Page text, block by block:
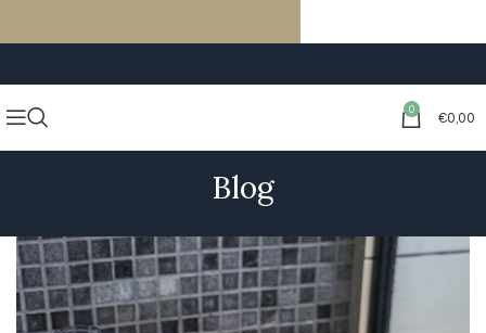
0 €0,00
Blog